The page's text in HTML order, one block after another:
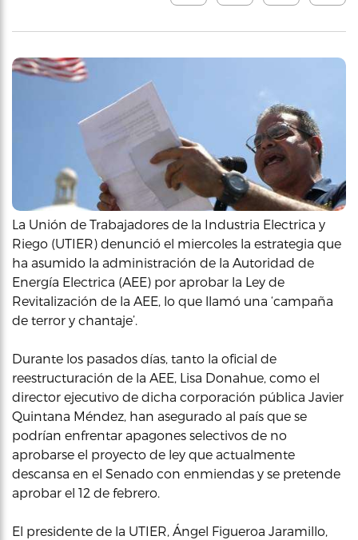
La Unión de Trabajadores de la Industria Electrica y
Riego (UTIER) denunció el miercoles la estrategia que
ha asumido la administración de la Autoridad de
Energía Electrica (AEE) por aprobar la Ley de
Revitalización de la AEE, lo que llamó una ‘campaña
de terror y chantaje’.
Durante los pasados días, tanto la oficial de
reestructuración de la AEE, Lisa Donahue, como el
director ejecutivo de dicha corporación pública Javier
Quintana Méndez, han asegurado al país que se
podrían enfrentar apagones selectivos de no
aprobarse el proyecto de ley que actualmente
descansa en el Senado con enmiendas y se pretende
aprobar el 12 de febrero.
El presidente de la UTIER, Ángel Figueroa Jaramillo,